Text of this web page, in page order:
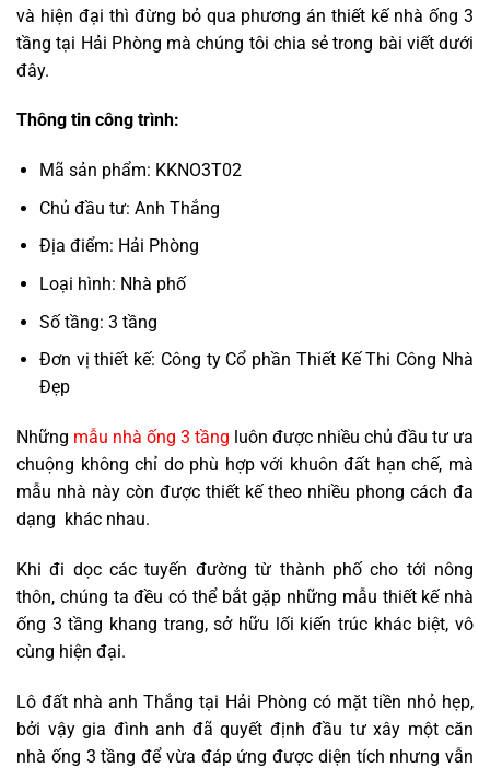
và hiện đại thì đừng bỏ qua phương án thiết kế nhà ống 3
tầng tại Hải Phòng mà chúng tôi chia sẻ trong bài viết dưới
đây.
Thông tin công trình:
Mã sản phẩm: KKNO3T02
Chủ đầu tư: Anh Thắng
Địa điểm: Hải Phòng
Loại hình: Nhà phố
Số tầng: 3 tầng
Đơn vị thiết kế: Công ty Cổ phần Thiết Kế Thi Công Nhà
Đẹp
Những mẫu nhà ống 3 tầng luôn được nhiều chủ đầu tư ưa
chuộng không chỉ do phù hợp với khuôn đất hạn chế, mà
mẫu nhà này còn được thiết kế theo nhiều phong cách đa
dạng khác nhau.
Khi đi dọc các tuyến đường từ thành phố cho tới nông
thôn, chúng ta đều có thể bắt gặp những mẫu thiết kế nhà
ống 3 tầng khang trang, sở hữu lối kiến trúc khác biệt, vô
cùng hiện đại.
Lô đất nhà anh Thắng tại Hải Phòng có mặt tiền nhỏ hẹp,
bởi vậy gia đình anh đã quyết định đầu tư xây một căn
nhà ống 3 tầng để vừa đáp ứng được diện tích nhưng vẫn